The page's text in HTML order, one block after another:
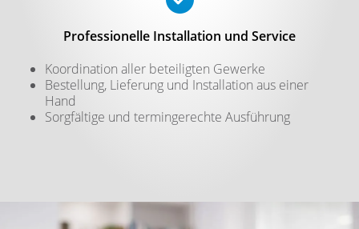
Professionelle Installation und Service
Koordination aller beteiligten Gewerke
Bestellung, Lieferung und Installation aus einer
Hand
Sorgfältige und termingerechte Ausführung